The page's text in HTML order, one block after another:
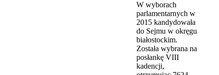
W wyborach
parlamentarnych w
2015 kandydowała
do Sejmu w okręgu
białostockim.
Została wybrana na
posłankę VIII
kadencji,